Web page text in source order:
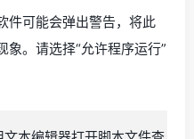
件可能会弹出警告，将此
。请选择“允许程序运行”